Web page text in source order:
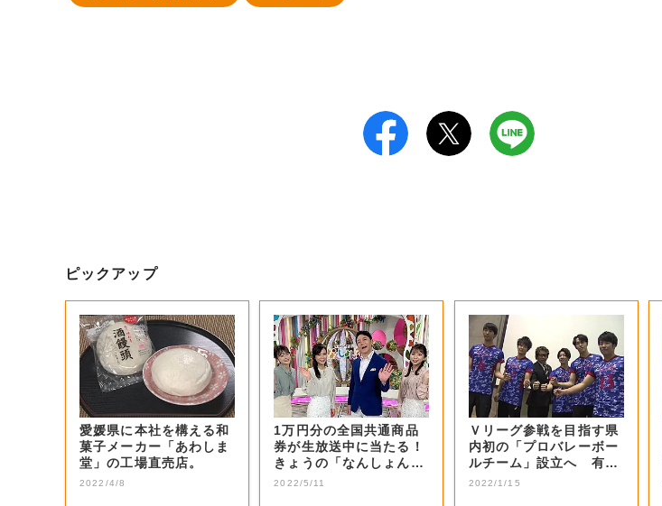
ピックアップ
愛媛県に本社を構える和
菓子メーカー「あわしま
堂」の工場直売店。
2022/4/8
1万円分の全国共通商品
券が生放送中に当たる！
きょうの「なんしょん？
生電話クイズ」...
2022/5/11
Ｖリーグ参戦を目指す県
内初の「プロバレーボー
ルチーム」設立へ 有望
選手などの受け...
2022/1/15